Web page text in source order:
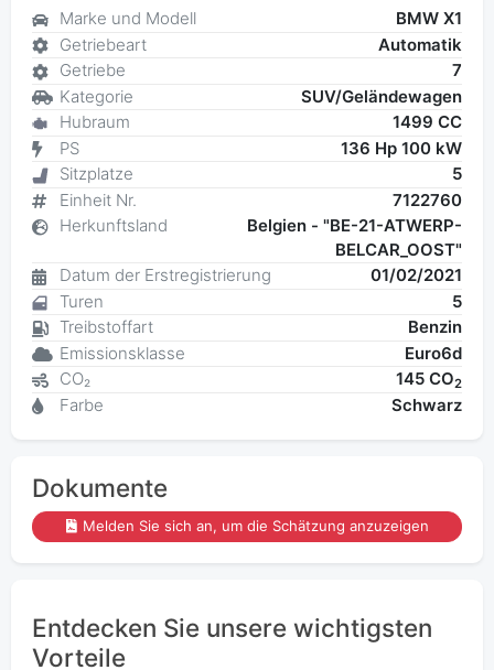
Marke und Modell
BMW X1
Getriebeart
Automatik
Getriebe
7
Kategorie
SUV/Geländewagen
Hubraum
1499 CC
PS
136 Hp 100 kW
Sitzplatze
5
Einheit Nr.
7122760
Herkunftsland
Belgien - "BE-21-ATWERP-
BELCAR_OOST"
Datum der Erstregistrierung
01/02/2021
Turen
5
Treibstoffart
Benzin
Emissionsklasse
Euro6d
CO₂
145 CO2
Farbe Schwarz
Dokumente
Melden Sie sich an, um die Schätzung anzuzeigen
Entdecken Sie unsere wichtigsten
Vorteile